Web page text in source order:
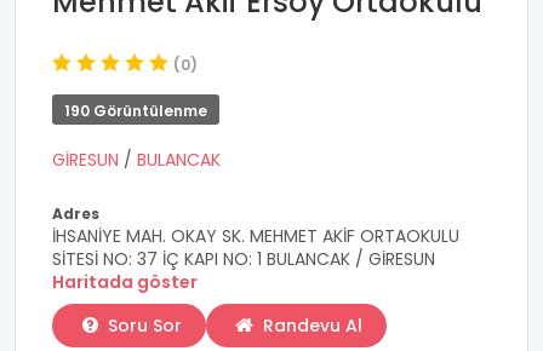
(0)
190 Görüntülenme
GİRESUN / BULANCAK
Adres
İHSANİYE MAH. OKAY SK. MEHMET AKİF ORTAOKULU
SİTESİ NO: 37 İÇ KAPI NO: 1 BULANCAK / GİRESUN
Haritada göster
Soru Sor
Randevu Al